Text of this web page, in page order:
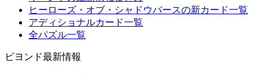
ヒーローズ・オブ・シャドウバースの新カード一覧
アディショナルカード一覧
全パズル一覧
ビヨンド最新情報